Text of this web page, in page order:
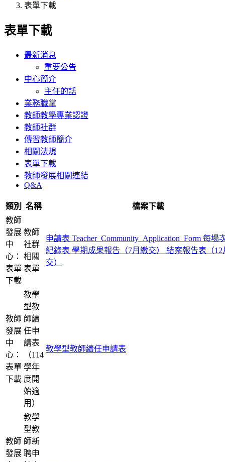
表單下載
表單下載
最新消息
重要公告
中心簡介
主任的話
業務職掌
教師教學專業認證
教師社群
傳習教師簡介
相關法規
表單下載
教師發展相關連結
Q&A
類別 名稱
檔案下載
教師
發展
中
心：
表單
下載
教師
社群
相關
表單
申請表 Teacher_Community_Application_Form 每場
紀錄表 學期成果報告（7月繳交）
結案報告表（12
交）
教師
發展
中
心：
表單
下載
教學
型教
師續
任申
請表
（114
學年
度開
始適
用）
教學型教師續任申請表
教師
發展
教學
型教
師新
聘申